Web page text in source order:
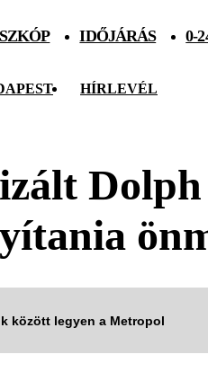
IDŐJÁRÁS 0-
HÍRLEVÉL
között legyen a Metropol